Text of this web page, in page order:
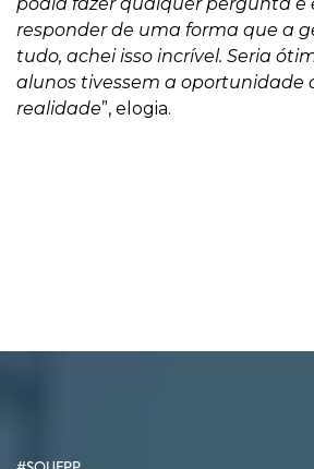
responder de uma forma que a
tudo, achei isso incrível. Seria
alunos tivessem a oportunidade
realidade”, elogia.